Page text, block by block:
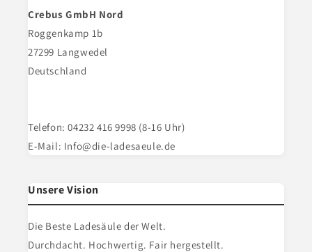
Crebus GmbH Nord
Roggenkamp 1b
27299 Langwedel
Deutschland
Telefon: 04232 416 9998 (8-16 Uhr)
E-Mail: Info@die-ladesaeule.de
Unsere Vision
Die Beste Ladesäule der Welt.
Durchdacht. Hochwertig. Fair hergestellt.